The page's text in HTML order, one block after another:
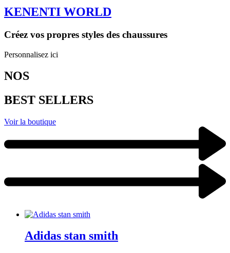
KENENTI WORLD
Créez vos propres styles des chaussures
Personnalisez ici
NOS
BEST SELLERS
Voir la boutique
Adidas stan smith